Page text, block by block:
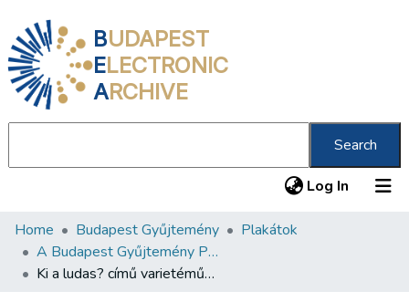
BUDAPEST
ELECTRONIC
ARCHIVE
Search
Log In (current)
Communities & Collections
All of DSpace
Home Budapest Gyűjtemény
Plakátok
A Budapest Gyűjtemény Plakáttárának plakátjai
Ki a ludas? című varietéműsor plakátja